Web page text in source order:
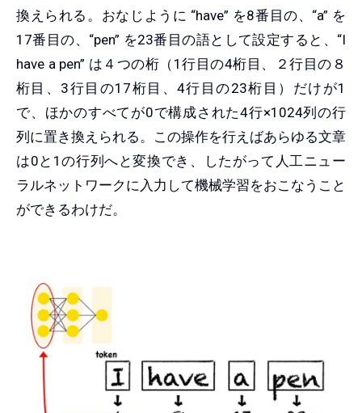
換えられる。おなじように “have” を8番目の、“a” を
17番目の、“pen” を23番目の語として設定すると、“I
have a pen” は４つの桁（1行目の4桁目、２行目の８
桁目、3行目の17桁目、4行目の23桁目）だけが1
で、ほかのすべてが0で構成された4行×1024列の行
列に置き換えられる。この操作を行えばあらゆる文章
は0と1の行列へと変換でき、したがって人工ニュー
ラルネットワークに入力して機械学習をおこなうこと
ができるわけだ。